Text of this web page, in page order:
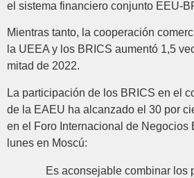
el sistema financiero conjunto EEU-
Mientras tanto, la cooperación
la UEEA y los BRICS aumentó 1,5
mitad de 2022.
La participación de los BRICS en el
de la EAEU ha alcanzado el 30 por
en el Foro Internacional de Negocios
lunes en Moscú:
Es aconsejable combinar los